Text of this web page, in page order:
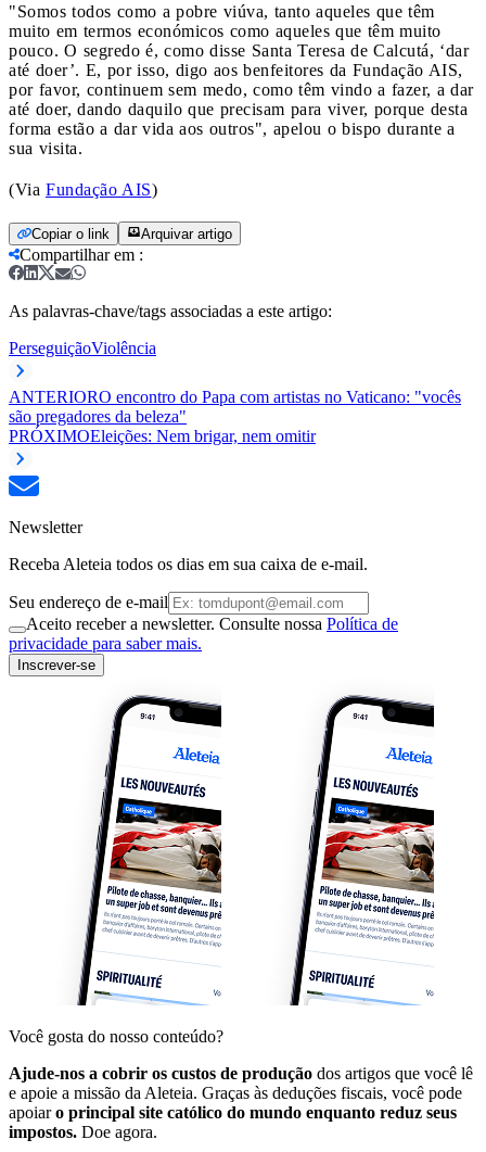
"Somos todos como a pobre viúva, tanto aqueles que têm
muito em termos económicos como aqueles que têm muito
pouco. O segredo é, como disse Santa Teresa de Calcutá, ‘dar
até doer’. E, por isso, digo aos benfeitores da Fundação AIS,
por favor, continuem sem medo, como têm vindo a fazer, a dar
até doer, dando daquilo que precisam para viver, porque desta
forma estão a dar vida aos outros", apelou o bispo durante a
sua visita.
(Via Fundação AIS)
Copiar o link Arquivar artigo
Compartilhar em :
As palavras-chave/tags associadas a este artigo:
PerseguiçãoViolência
ANTERIORO encontro do Papa com artistas no Vaticano: "vocês
são pregadores da beleza"
PRÓXIMOEleições: Nem brigar, nem omitir
Newsletter
Receba Aleteia todos os dias em sua caixa de e-mail.
Seu endereço de e-mail
Aceito receber a newsletter. Consulte nossa Política de
privacidade para saber mais.
Inscrever-se
Você gosta do nosso conteúdo?
Ajude-nos a cobrir os custos de produção dos artigos que você lê
e apoie a missão da Aleteia. Graças às deduções fiscais, você pode
apoiaro principal site católico do mundo enquanto reduz seus
impostos. Doe agora.